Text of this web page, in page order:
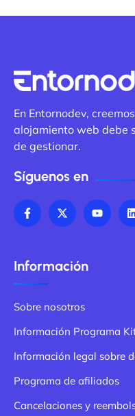
En Entornodev,
alojamiento web debe
de gestionar.
Síguenos en
Información
Sobre nosotros
Información Programa
Información legal sobre
Programa de afiliados
Cancelaciones y